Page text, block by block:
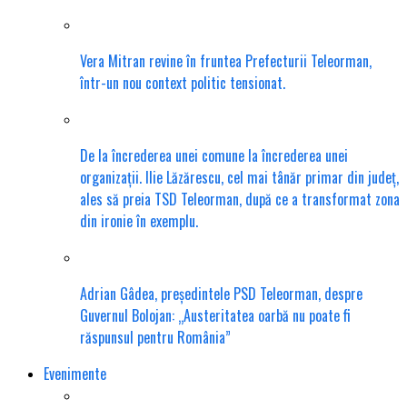
Vera Mitran revine în fruntea Prefecturii Teleorman,
într-un nou context politic tensionat.
De la încrederea unei comune la încrederea unei
organizații. Ilie Lăzărescu, cel mai tânăr primar din județ,
ales să preia TSD Teleorman, după ce a transformat zona
din ironie în exemplu.
Adrian Gâdea, președintele PSD Teleorman, despre
Guvernul Bolojan: „Austeritatea oarbă nu poate fi
răspunsul pentru România”
Evenimente